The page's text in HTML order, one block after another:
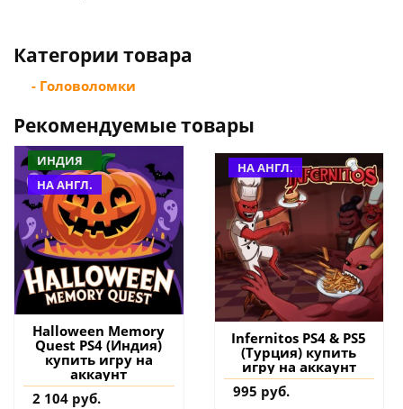
Категории товара
- Головоломки
Рекомендуемые товары
ИНДИЯ
НА АНГЛ.
Halloween Memory
Quest PS4 (Индия)
купить игру на
аккаунт
2 104 руб.
НА АНГЛ.
Infernitos PS4 & PS5
(Турция) купить
игру на аккаунт
995 руб.